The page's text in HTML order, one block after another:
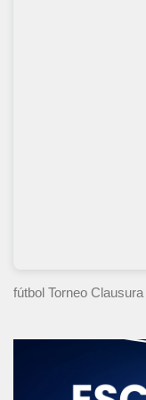
fútbol Torneo Clausura